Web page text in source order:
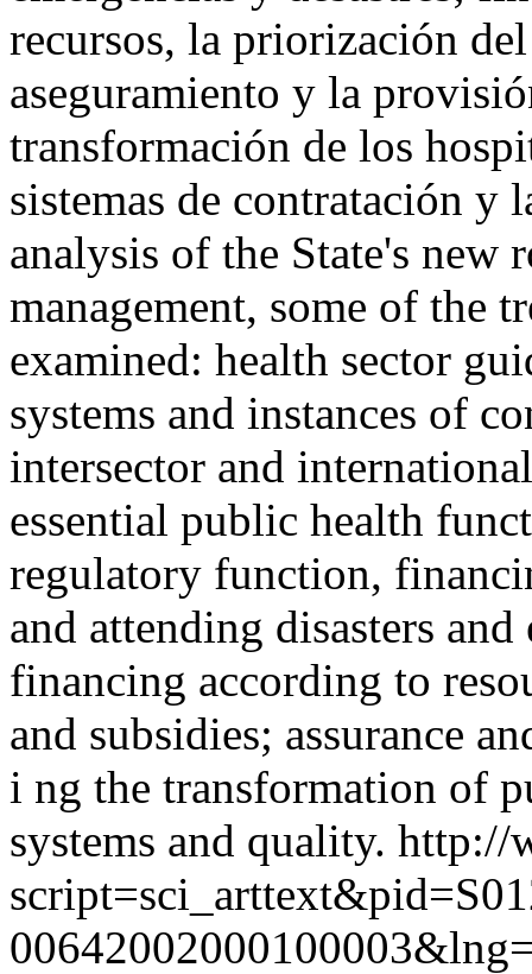
recursos, la priorización
aseguramiento y la
transformación de los
sistemas de contratación y
analysis of the State's new
management, some of the
examined: health sector
systems and instances of
intersector and
essential public health
regulatory function,
and attending disasters
financing according to
and subsidies; assurance
i ng the transformation of
systems and quality. http://